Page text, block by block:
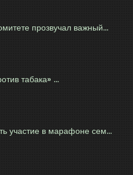
прозвучал важный...
табака» ...
участие в марафоне сем...